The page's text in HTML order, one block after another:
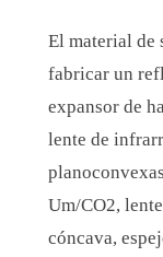
El material de
fabricar un
expansor de
lente de
Um/CO2,
cóncava,